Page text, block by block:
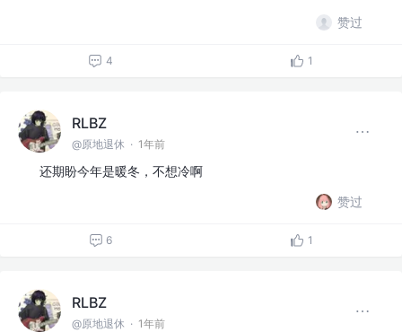
赞过
4 1
RLBZ
@原地退休 · 1年前
还期盼今年是暖冬，不想冷啊
赞过
6 1
RLBZ
@原地退休 · 1年前